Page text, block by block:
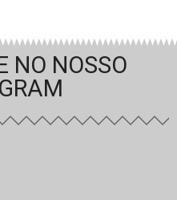
NO NOSSO